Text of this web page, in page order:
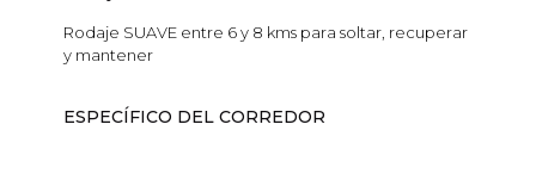
Rodaje SUAVE entre 6 y 8 kms para soltar, recuperar
y mantener
ESPECÍFICO DEL CORREDOR